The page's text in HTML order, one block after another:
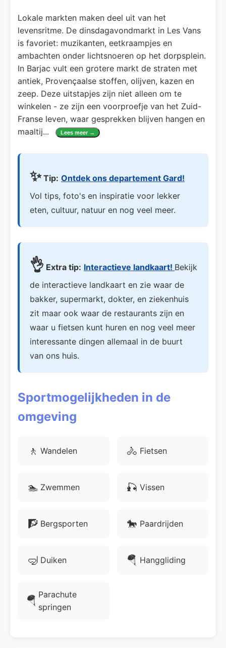
Lokale markten maken deel uit van het
levensritme. De dinsdagavondmarkt in Les Vans
is favoriet: muzikanten, eetkraampjes en
ambachten onder lichtsnoeren op het dorpsplein.
In Barjac vult een grotere markt de straten met
antiek, Provençaalse stoffen, olijven, kazen en
zeep. Deze uitstapjes zijn niet alleen om te
winkelen - ze zijn een voorproefje van het Zuid-
Franse leven, waar gesprekken blijven hangen en
maaltij... Lees meer →
✨Tip: Ontdek ons departement Gard!
Vol tips, foto's en inspiratie voor lekker
eten, cultuur, natuur en nog veel meer.
👌 Extra tip: Interactieve landkaart! Bekijk
de interactieve landkaart en zie waar de
bakker, supermarkt, dokter, en ziekenhuis
zit maar ook waar de restaurants zijn en
waar u fietsen kunt huren en nog veel meer
interessante dingen allemaal in de buurt
van ons huis.
Sportmogelijkheden in de
omgeving
🚶 Wandelen 🚴 Fietsen
🏊 Zwemmen 🎣 Vissen
🧗 Bergsporten 🐎 Paardrijden
🤿 Duiken 🪂 Hanggliding
🪂
Parachute
springen